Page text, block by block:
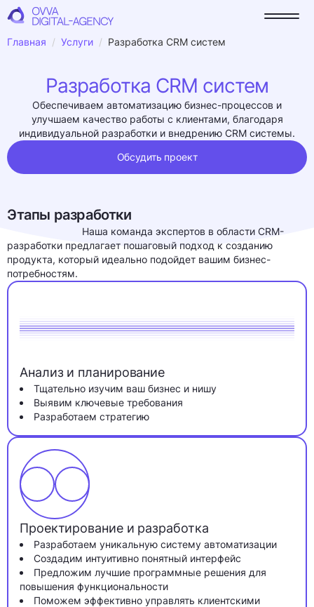
Главная Услуги Разработка CRM систем
Разработка CRM систем
Обеспечиваем автоматизацию бизнес-процессов и
улучшаем качество работы с клиентами, благодаря
индивидуальной разработки и внедрению CRM системы.
Обсудить проект
Этапы разработки
Наша команда экспертов в области CRM-
разработки предлагает пошаговый подход к созданию
продукта, который идеально подойдет вашим бизнес-
потребностям.
Анализ и планирование
Тщательно изучим ваш бизнес и нишу
Выявим ключевые требования
Разработаем стратегию
Проектирование и разработка
Разработаем уникальную систему автоматизации
Создадим интуитивно понятный интерфейс
Предложим лучшие программные решения для
повышения функциональности
Поможем эффективно управлять клиентскими